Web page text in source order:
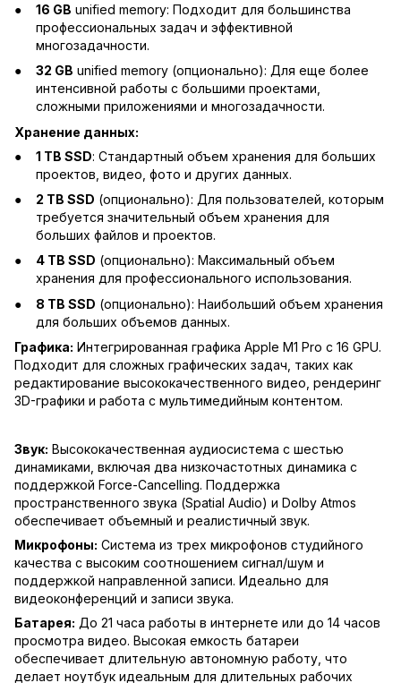
16 GB unified memory: Подходит для большинства
профессиональных задач и эффективной
многозадачности.
32 GB unified memory (опционально): Для еще более
интенсивной работы с большими проектами,
сложными приложениями и многозадачности.
Хранение данных:
1 TB SSD: Стандартный объем хранения для больших
проектов, видео, фото и других данных.
2 TB SSD (опционально): Для пользователей, которым
требуется значительный объем хранения для
больших файлов и проектов.
4 TB SSD (опционально): Максимальный объем
хранения для профессионального использования.
8 TB SSD (опционально): Наибольший объем хранения
для больших объемов данных.
Графика: Интегрированная графика Apple M1 Pro с 16 GPU.
Подходит для сложных графических задач, таких как
редактирование высококачественного видео, рендеринг
3D-графики и работа с мультимедийным контентом.
Звук: Высококачественная аудиосистема с шестью
динамиками, включая два низкочастотных динамика с
поддержкой Force-Cancelling. Поддержка
пространственного звука (Spatial Audio) и Dolby Atmos
обеспечивает объемный и реалистичный звук.
Микрофоны: Система из трех микрофонов студийного
качества с высоким соотношением сигнал/шум и
поддержкой направленной записи. Идеально для
видеоконференций и записи звука.
Батарея: До 21 часа работы в интернете или до 14 часов
просмотра видео. Высокая емкость батареи
обеспечивает длительную автономную работу, что
делает ноутбук идеальным для длительных рабочих